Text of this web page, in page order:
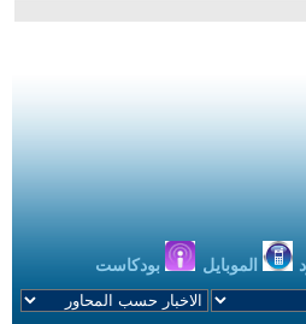
الموبايل بودكاست